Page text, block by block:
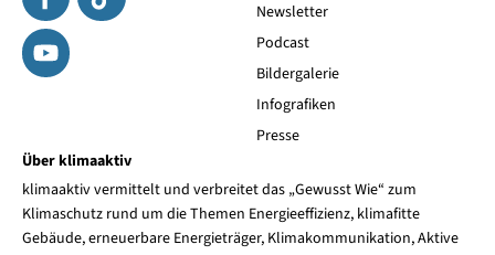
Newsletter
Podcast
Bildergalerie
Infografiken
Presse
Über klimaaktiv
klimaaktiv vermittelt und verbreitet das „Gewusst Wie“ zum
Klimaschutz rund um die Themen Energieeffizienz, klimafitte
Gebäude, erneuerbare Energieträger, Klimakommunikation, Aktive